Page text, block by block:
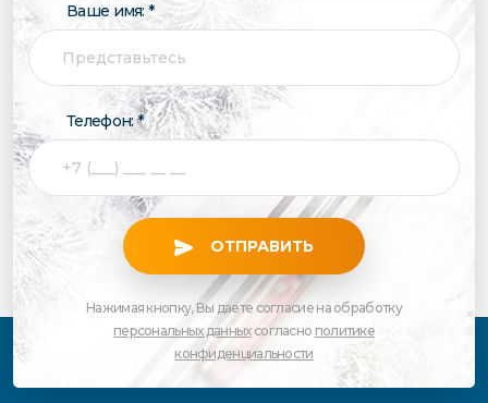
Ваше имя: *
Телефон: *
ОТПРАВИТЬ
Нажимая кнопку, Вы даете согласие на обработку
персональных данныхсогласно политике
конфиденциальности